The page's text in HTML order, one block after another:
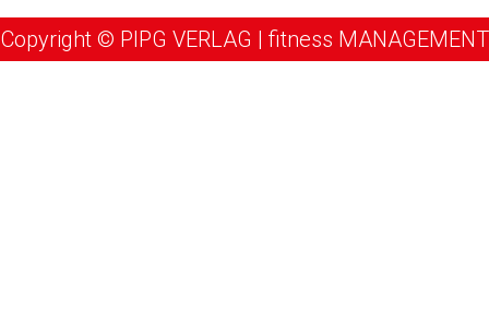
Copyright © PIPG VERLAG | fitness MANAGEMENT